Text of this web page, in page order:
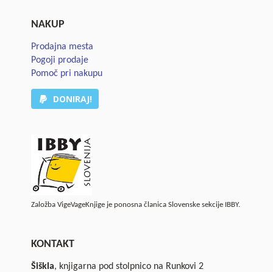
NAKUP
Prodajna mesta
Pogoji prodaje
Pomoč pri nakupu
DONIRAJ!
Založba VigeVageKnjige je ponosna članica Slovenske sekcije IBBY.
KONTAKT
Šiškla, knjigarna pod stolpnico na Runkovi 2